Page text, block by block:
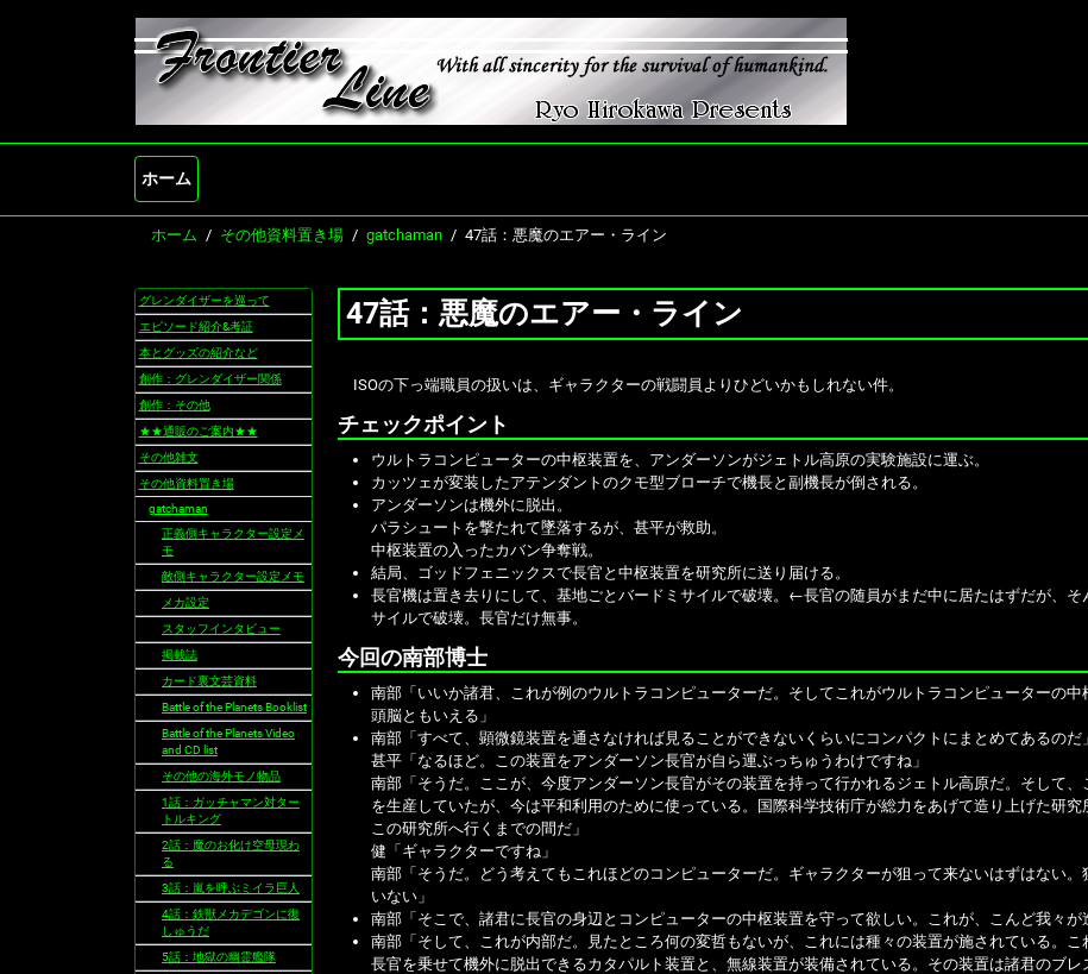
ホーム
ホーム その他資料置き場 gatchaman 47話：悪魔のエアー・ライン
47話：悪魔のエアー・ライン
ISOの下っ端職員の扱いは、ギャラクターの戦闘員よりひどいかもしれない件。
チェックポイント
ウルトラコンピューターの中枢装置を、アンダーソンがジェトル高原の実験施設に運ぶ。
カッツェが変装したアテンダントのクモ型ブローチで機長と副機長が倒される。
アンダーソンは機外に脱出。
パラシュートを撃たれて墜落するが、甚平が救助。
中枢装置の入ったカバン争奪戦。
結局、ゴッドフェニックスで長官と中枢装置を研究所に送り届ける。
長官機は置き去りにして、基地ごとバードミサイルで破壊。 ←長官の随員がまだ中に居たはずだが、そ
サイルで破壊。長官だけ無事。
今回の南部博士
南部「いいか諸君、これが例のウルトラコンピューターだ。そしてこれがウルトラコンピューターの
頭脳ともいえる」
南部「すべて、顕微鏡装置を通さなければ見ることができないくらいにコンパクトにまとめてあるのだ」
甚平「なるほど。この装置をアンダーソン長官が自ら運ぶっちゅうわけですね」
南部「そうだ。ここが、今度アンダーソン長官がその装置を持って行かれるジェトル高原だ。そして
を生産していたが、今は平和利用のために使っている。国際科学技術庁が総力をあげて造り上げた研
この研究所へ行くまでの間だ」
健「ギャラクターですね」
南部「そうだ。どう考えてもこれほどのコンピューターだ。ギャラクターが狙って来ないはずはない
いない」
南部「そこで、諸君に長官の身辺とコンピューターの中枢装置を守って欲しい。これが、こんど我々が
南部「そして、これが内部だ。見たところ何の変哲もないが、これには種々の装置が施されている。こ
長官を乗せて機外に脱出できるカタパルト装置と、無線装置が装備されている。その装置は諸君のブ
ナ
ビ
ゲ
ー
シ
ョ
ン
グレンダイザーを巡って
エピソード紹介&考証
本とグッズの紹介など
創作：グレンダイザー関係
創作：その他
★★通販のご案内★★
その他雑文
その他資料置き場
gatchaman
正義側キャラクター設定メ
モ
敵側キャラクター設定メモ
メカ設定
スタッフインタビュー
掲載誌
カード裏文芸資料
Battle of the Planets Booklist
Battle of the Planets Video
and CD list
その他の海外モノ物品
1話：ガッチャマン対ター
トルキング
2話：魔のお化け空母現わ
る
3話：嵐を呼ぶミイラ巨人
4話：鉄獣メカデゴンに復
しゅうだ
5話：地獄の幽霊艦隊